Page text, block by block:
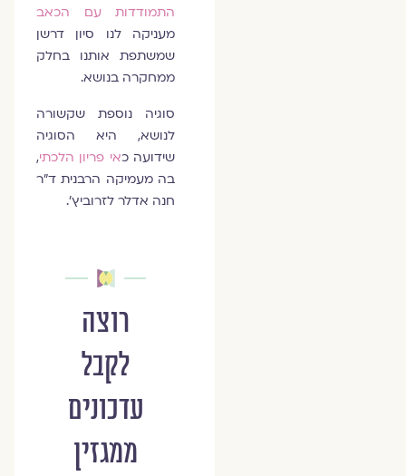
התמודדות עם הכאב
מעניקה לנו סיון דרשן
שמשתפת אותנו בחלק
ממחקרה בנושא.
סוגיה נוספת שקשורה
לנושא, היא הסוגיה
שידועה כ אי פריון הלכתי,
בה מעמיקה הרבנית ד"ר
חנה אדלר לזרוביץ'.
רוצה
לקבל
עדכונים
ממגזין